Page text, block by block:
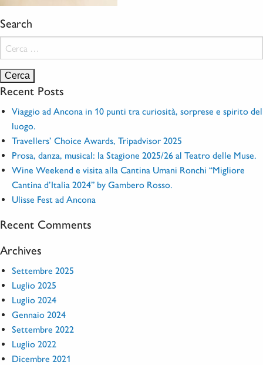
Search
Ricerca
per:
Recent Posts
Viaggio ad Ancona in 10 punti tra curiosità, sorprese e spirito del
luogo.
Travellers’ Choice Awards, Tripadvisor 2025
Prosa, danza, musical: la Stagione 2025/26 al Teatro delle Muse.
Wine Weekend e visita alla Cantina Umani Ronchi “Migliore
Cantina d’Italia 2024” by Gambero Rosso.
Ulisse Fest ad Ancona
Recent Comments
Archives
Settembre 2025
Luglio 2025
Luglio 2024
Gennaio 2024
Settembre 2022
Luglio 2022
Dicembre 2021